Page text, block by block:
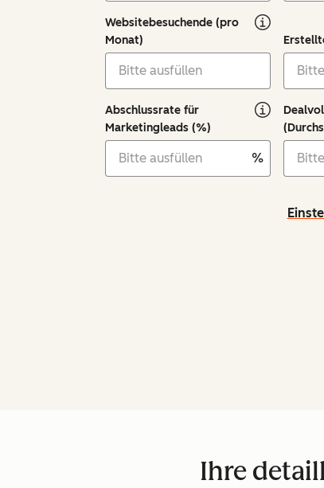
Websitebesuchende (pro
Monat)
Abschlussrate für
Marketingleads (%)
%
Ihre